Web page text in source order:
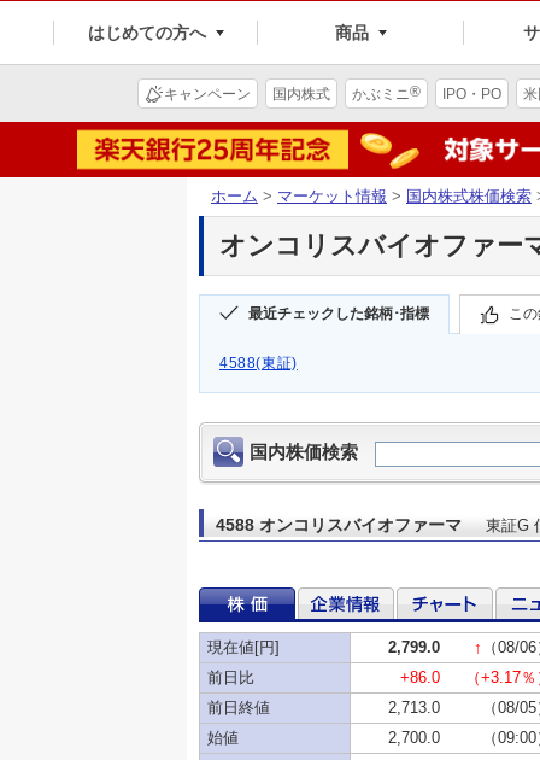
はじめての方へ 商品
キャンペーン 国内株式 かぶミニ® IPO・PO
ホーム > マーケット情報 > 国内株式株価検索
オンコリスバイオファー
最近チェックした銘柄･指標 こ
4588(東証)